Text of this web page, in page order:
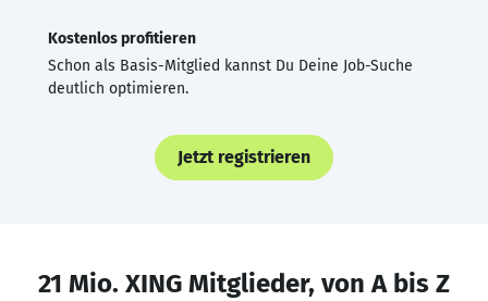
Kostenlos profitieren
Schon als Basis-Mitglied kannst Du Deine Job-Suche
deutlich optimieren.
Jetzt registrieren
21 Mio. XING Mitglieder, von A bis Z